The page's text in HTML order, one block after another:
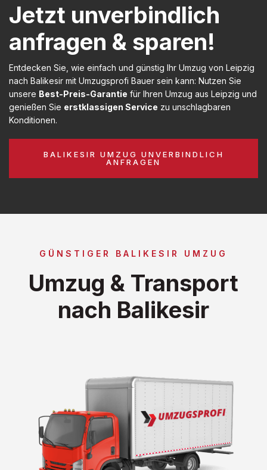
Jetzt unverbindlich
anfragen & sparen!
Entdecken Sie, wie einfach und günstig Ihr Umzug von Leipzig
nach Balikesir mit Umzugsprofi Bauer sein kann: Nutzen Sie
unsere Best-Preis-Garantie für Ihren Umzug aus Leipzig und
genießen Sie erstklassigen Service zu unschlagbaren
Konditionen.
BALIKESIR UMZUG UNVERBINDLICH
ANFRAGEN
GÜNSTIGER BALIKESIR UMZUG
Umzug & Transport
nach Balikesir